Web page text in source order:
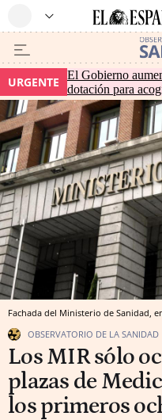
URGENTE
El Gobierno
dotación para
Fachada del Ministerio de Sanidad,
OBSERVATORIO DE LA SANIDAD
Los MIR sólo
plazas de
los primeros